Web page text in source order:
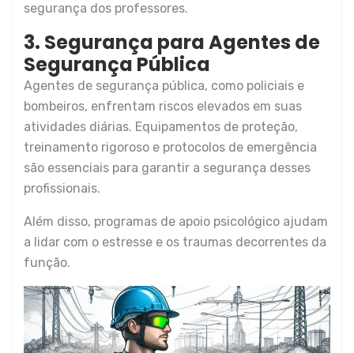
segurança dos professores.
3. Segurança para Agentes de
Segurança Pública
Agentes de segurança pública, como policiais e
bombeiros, enfrentam riscos elevados em suas
atividades diárias. Equipamentos de proteção,
treinamento rigoroso e protocolos de emergência
são essenciais para garantir a segurança desses
profissionais.
Além disso, programas de apoio psicológico ajudam
a lidar com o estresse e os traumas decorrentes da
função.